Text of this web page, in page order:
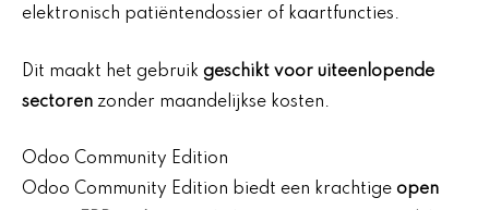
elektronisch patiëntendossier of kaartfuncties.
Dit maakt het gebruik geschikt voor uiteenlopende
sectoren zonder maandelijkse kosten.
Odoo Community Edition
Odoo Community Edition biedt een krachtige open